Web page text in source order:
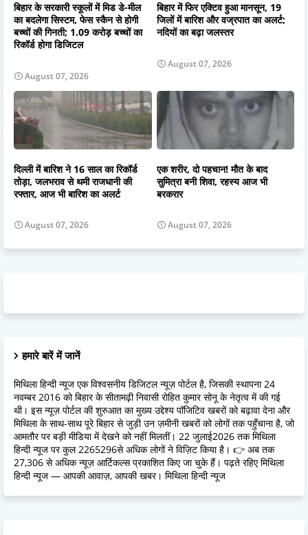
बिहार के सरकारी स्कूलों में मिड डे-मील
का बदलेगा सिस्टम, फेस स्कैन से होगी
बच्चों की गिनती; 1.09 करोड़ बच्चों का
रिकॉर्ड होगा डिजिटल
August 07, 2026
बिहार में फिर एक्टिव हुआ मानसून, 19
जिलों में बारिश और वज्रपात का अलर्ट;
नदियों का बढ़ा जलस्तर
August 07, 2026
दिल्ली में बारिश ने 16 साल का रिकॉर्ड
तोड़ा, जलभराव से थमी राजधानी की
रफ्तार, आज भी बारिश का अलर्ट
August 07, 2026
एक शरीर, दो पहचान! मौत के बाद
सुमित्रा बनी शिवा, रहस्य आज भी
बरकरार
August 07, 2026
हमारे बारें में जानें
मिथिला हिन्दी न्यूज एक विश्वसनीय डिजिटल न्यूज़ पोर्टल है, जिसकी स्थापना 24
नवम्बर 2016 को बिहार के सीतामढ़ी निवासी रोहित कुमार सोनू के नेतृत्व में की गई
थी। इस न्यूज़ पोर्टल की शुरुआत का मुख्य उद्देश्य पॉजिटिव खबरों को बढ़ावा देना और
मिथिला के साथ-साथ पूरे बिहार से जुड़ी उन ज़मीनी खबरों को लोगों तक पहुँचाना है, जो
आमतौर पर बड़ी मीडिया में देखने को नहीं मिलतीं। 22 जुलाई2026 तक मिथिला
हिन्दी न्यूज पर कुल 2265296से अधिक लोगों ने विज़िट किया है। 👉 अब तक
27,306 से अधिक न्यूज़ आर्टिकल्स प्रकाशित किए जा चुके हैं। पढ़ते रहिए मिथिला
हिन्दी न्यूज — आपकी आवाज़, आपकी खबर। मिथिला हिन्दी न्यूज